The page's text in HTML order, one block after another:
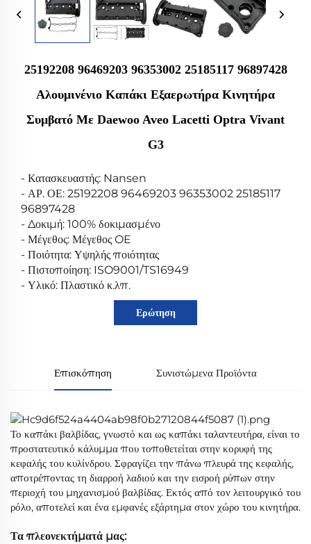
25192208 96469203 96353002 25185117 96897428
Αλουμινένιο Καπάκι Εξαερωτήρα Κινητήρα
Συμβατό Με Daewoo Aveo Lacetti Optra Vivant
G3
- Κατασκευαστής: Nansen
- ΑΡ. ΟΕ: 25192208 96469203 96353002 25185117
96897428
- Δοκιμή: 100% δοκιμασμένο
- Μέγεθος: Μέγεθος OE
- Ποιότητα: Υψηλής ποιότητας
- Πιστοποίηση: ISO9001/TS16949
- Υλικό: Πλαστικό κ.λπ.
Ερώτηση
Επισκόπηση Συνιστώμενα Προϊόντα
Το καπάκι βαλβίδας, γνωστό και ως καπάκι ταλαντευτήρα, είναι το
προστατευτικό κάλυμμα που τοποθετείται στην κορυφή της
κεφαλής του κυλίνδρου. Σφραγίζει την πάνω πλευρά της κεφαλής,
αποτρέποντας τη διαρροή λαδιού και την εισροή ρύπων στην
περιοχή του μηχανισμού βαλβίδας. Εκτός από τον λειτουργικό του
ρόλο, αποτελεί και ένα εμφανές εξάρτημα στον χώρο του κινητήρα.
Τα πλεονεκτήματά μας: